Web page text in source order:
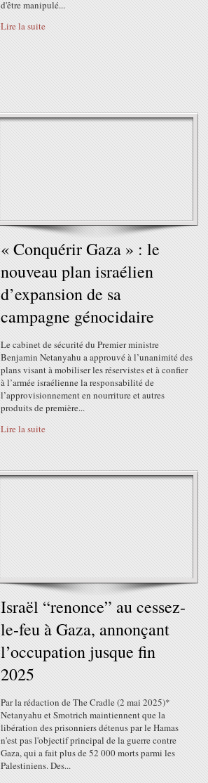
d'être manipulé...
Lire la suite
« Conquérir Gaza » : le
nouveau plan israélien
d’expansion de sa
campagne génocidaire
Le cabinet de sécurité du Premier ministre
Benjamin Netanyahu a approuvé à l’unanimité des
plans visant à mobiliser les réservistes et à confier
à l’armée israélienne la responsabilité de
l’approvisionnement en nourriture et autres
produits de première...
Lire la suite
Israël “renonce” au cessez-
le-feu à Gaza, annonçant
l’occupation jusque fin
2025
Par la rédaction de The Cradle (2 mai 2025)*
Netanyahu et Smotrich maintiennent que la
libération des prisonniers détenus par le Hamas
n'est pas l'objectif principal de la guerre contre
Gaza, qui a fait plus de 52 000 morts parmi les
Palestiniens. Des...